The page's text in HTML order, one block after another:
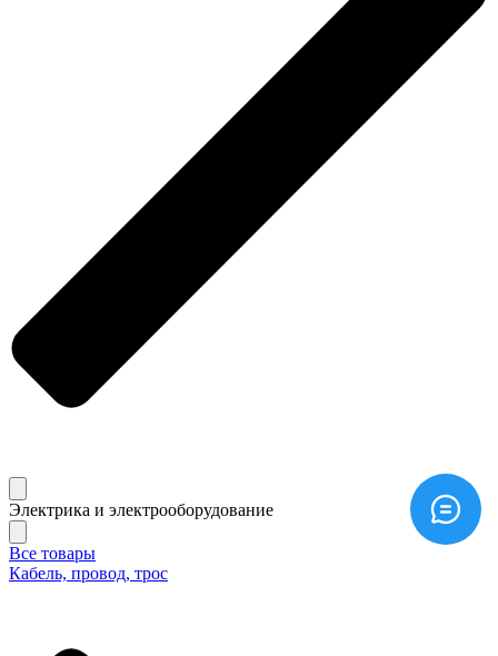
Электрика и электрооборудование
Все товары
Кабель, провод, трос